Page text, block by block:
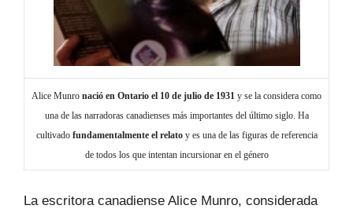
Alice Munro nació en Ontario el 10 de julio de 1931 y se la considera como
una de las narradoras canadienses más importantes del último siglo. Ha
cultivado fundamentalmente el relatoy es una de las figuras de referencia
de todos los que intentan incursionar en el género
La escritora canadiense Alice Munro, considerada